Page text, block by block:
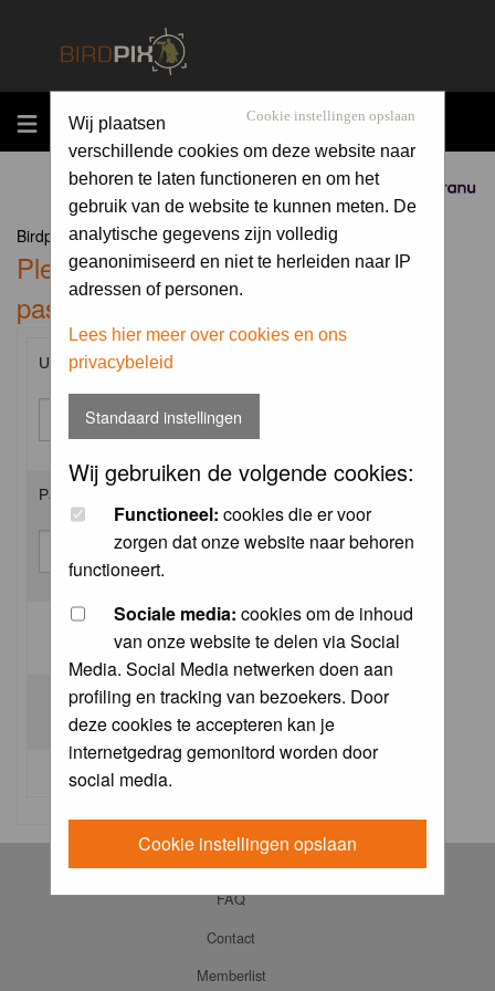
MENU
Sponsored by
Cookie instellingen opslaan
Wij plaatsen
verschillende cookies om deze website naar
behoren te laten functioneren en om het
gebruik van de website te kunnen meten. De
analytische gegevens zijn volledig
geanonimiseerd en niet te herleiden naar IP
adressen of personen.
Lees hier meer over cookies en ons
privacybeleid
Standaard instellingen
Wij gebruiken de volgende cookies:
Functioneel: cookies die er voor
zorgen dat onze website naar behoren
functioneert.
Sociale media: cookies om de inhoud
van onze website te delen via Social
Media. Social Media netwerken doen aan
profiling en tracking van bezoekers. Door
deze cookies te accepteren kan je
internetgedrag gemonitord worden door
social media.
Cookie instellingen opslaan
Birdpix.nl Forum Index
Please enter your username and
password to log in.
Username:
Password:
Log me on automatically each visit:
I forgot my password
FAQ
Contact
Memberlist